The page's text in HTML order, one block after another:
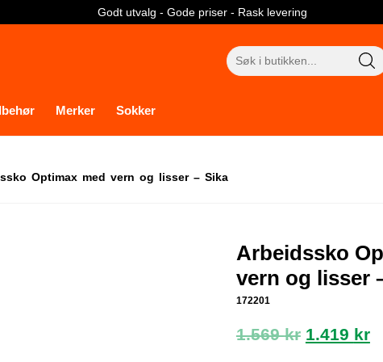
Godt utvalg - Gode priser - Rask levering
Søk
etter:
Merker Sokker
Optimax med vern og lisser – Sika
Arbeidssko
vern og lisser
172201
1.569kr 1.419 kr